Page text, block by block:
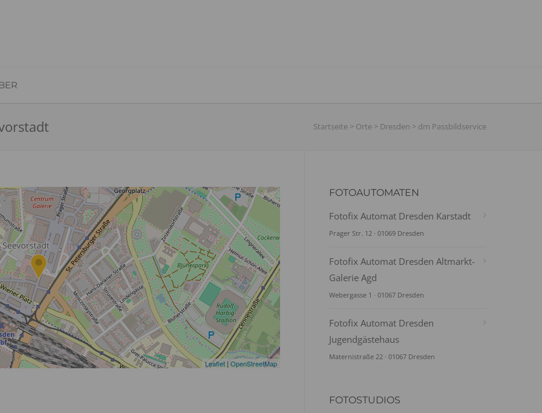
Startseite > Orte > Dresden > dm Passbildservice
Leaflet |OpenStreetMap
FOTOAUTOMATEN
Fotofix Automat Dresden Karstadt
Prager Str. 12 · 01069 Dresden
Fotofix Automat Dresden Altmarkt-
Galerie Agd
Webergasse 1 · 01067 Dresden
Fotofix Automat Dresden
Jugendgästehaus
Maternistraße 22 · 01067 Dresden
FOTOSTUDIOS